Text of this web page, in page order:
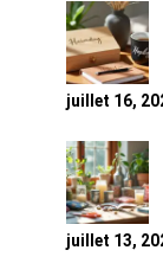
juillet 16,
juillet 13,